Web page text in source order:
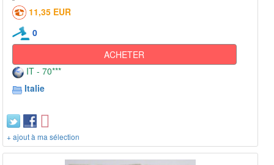
11,35 EUR
0
ACHETER
IT - 70***
Italie
+ ajout à ma sélection